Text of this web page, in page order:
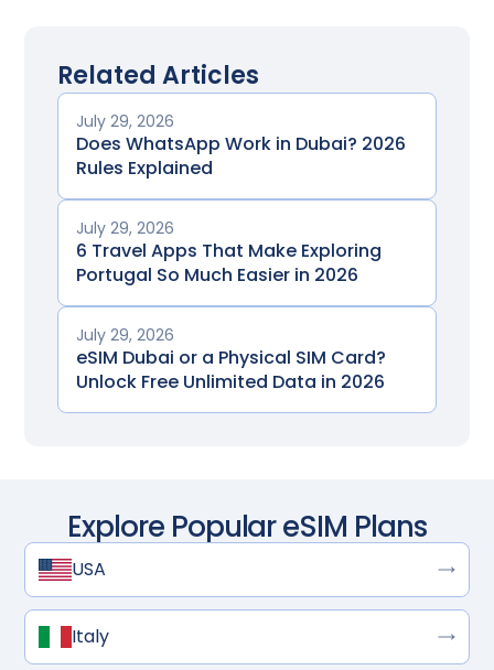
Related Articles
July 29, 2026
Does WhatsApp Work in Dubai? 2026
Rules Explained
July 29, 2026
6 Travel Apps That Make Exploring
Portugal So Much Easier in 2026
July 29, 2026
eSIM Dubai or a Physical SIM Card?
Unlock Free Unlimited Data in 2026
Explore Popular eSIM Plans
USA
Italy